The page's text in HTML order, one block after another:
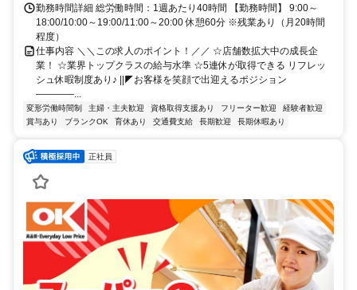
勤務時間詳細 総労働時間：1週あたり40時間 【勤務時間】 9:00～
18:00/10:00～19:00/11:00～20:00 休憩60分 ※残業あり（月20時間
程度）
仕事内容 ＼＼この求人のポイント！／／ ☆店舗数拡大中の成長企
業！ ☆業界トップクラスの給与水準 ☆5連休が取得できる リフレッ
シュ休暇制度あり♪ ||◤お客様を笑顔で出迎えるポジション
――――...
変形労働時間制 主婦・主夫歓迎 資格取得支援あり フリーター歓迎
経験者歓迎
賞与あり
ブランクOK 育休あり 交通費支給 長期歓迎 長期休暇あり
正社員